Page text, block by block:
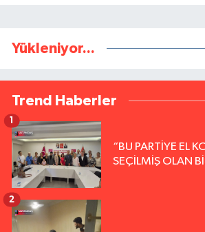
Yükleniyor...
Trend Haberler
“BU PARTİYE EL
SEÇİLMİŞ OLAN
1
2